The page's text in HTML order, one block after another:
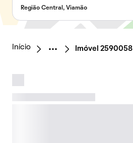
Região Central, Viamão
Início Imóvel 2590058